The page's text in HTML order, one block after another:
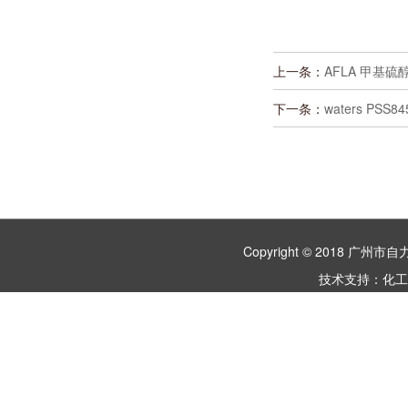
上一条： AFLA 甲基硫
下一条： waters
Copyright © 2018 广州市
技术支持： 化